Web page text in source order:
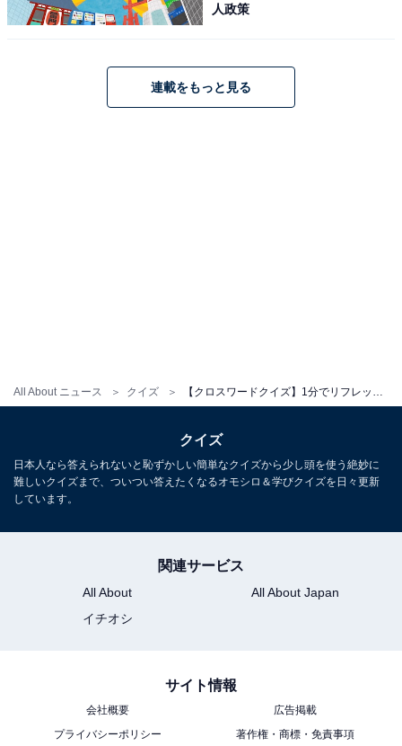
All About ニュース クイズ
人政策
連載をもっと見る
クイズ
日本人なら答えられないと恥ずかしい簡単なクイズから少し頭を使う絶妙に
難しいクイズまで、ついつい答えたくなるオモシロ＆学びクイズを日々更新
しています。
関連サービス
All About
All About Japan
イチオシ
サイト情報
会社概要
広告掲載
プライバシーポリシー
著作権・商標・免責事項